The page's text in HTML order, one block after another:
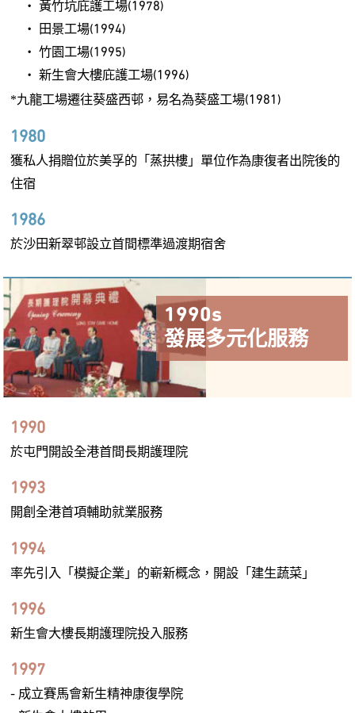
‧ 黃竹坑庇護工場(1978)
‧ 田景工場(1994)
‧ 竹園工場(1995)
‧ 新生會大樓庇護工場(1996)
*九龍工場遷往葵盛西邨，易名為葵盛工場(1981)
1980
獲私人捐贈位於美孚的「蒸拱樓」單位作為康復者出院後的
住宿
1986
於沙田新翠邨設立首間標準過渡期宿舍
1990s
發展多元化服務
1990
於屯門開設全港首間長期護理院
1993
開創全港首項輔助就業服務
1994
率先引入「模擬企業」的嶄新概念，開設「建生蔬菜」
1996
新生會大樓長期護理院投入服務
1997
- 成立賽馬會新生精神康復學院